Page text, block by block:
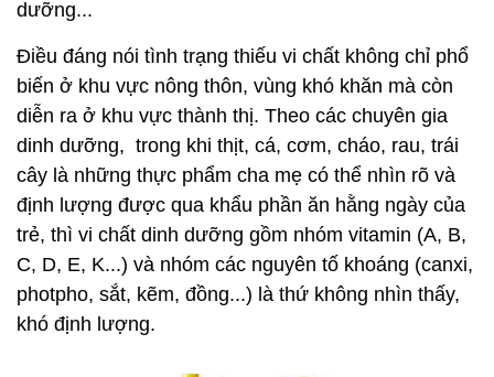
dưỡng...
Điều đáng nói tình trạng thiếu vi chất không chỉ phổ
biến ở khu vực nông thôn, vùng khó khăn mà còn
diễn ra ở khu vực thành thị. Theo các chuyên gia
dinh dưỡng, trong khi thịt, cá, cơm, cháo, rau, trái
cây là những thực phẩm cha mẹ có thể nhìn rõ và
định lượng được qua khẩu phần ăn hằng ngày của
trẻ, thì vi chất dinh dưỡng gồm nhóm vitamin (A, B,
C, D, E, K...) và nhóm các nguyên tố khoáng (canxi,
photpho, sắt, kẽm, đồng...) là thứ không nhìn thấy,
khó định lượng.